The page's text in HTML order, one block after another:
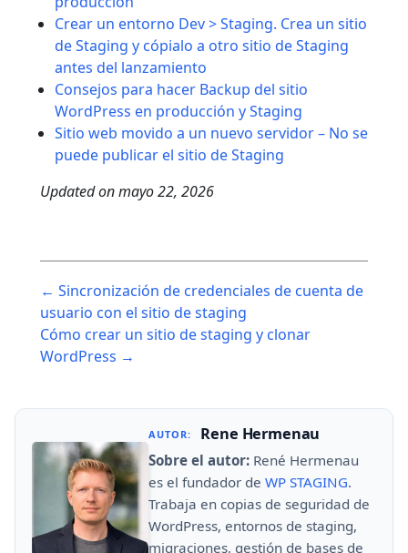
Crear un entorno Dev > Staging. Crea un sitio
de Staging y cópialo a otro sitio de Staging
antes del lanzamiento
Consejos para hacer Backup del sitio
WordPress en producción y Staging
Sitio web movido a un nuevo servidor – No se
puede publicar el sitio de Staging
Updated onmayo 22, 2026
navigation
← Sincronización de credenciales de cuenta de
usuario con el sitio de staging
Cómo crear un sitio de staging y clonar
WordPress →
AUTOR: Rene Hermenau
Sobre el autor: René Hermenau
es el fundador de WP STAGING.
Trabaja en copias de seguridad de
WordPress, entornos de staging,
migraciones, gestión de bases de